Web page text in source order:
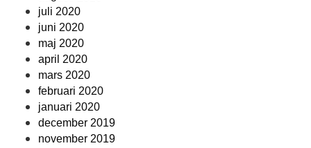
juli 2020
juni 2020
maj 2020
april 2020
mars 2020
februari 2020
januari 2020
december 2019
november 2019